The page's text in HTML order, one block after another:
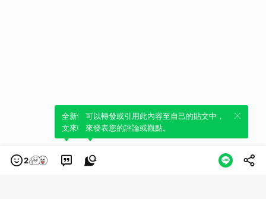
2
全新體驗！一鍵引用此內容，透過發布貼
文來輕鬆表達個人立場。
可以轉發或引用此內容至自己的貼文中，
來發表您的評論或觀點。